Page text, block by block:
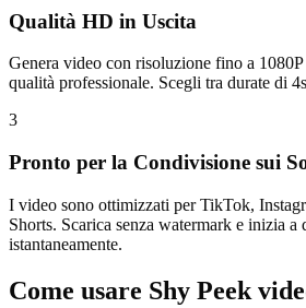
Qualità HD in Uscita
Genera video con risoluzione fino a
qualità professionale. Scegli tra durate di
3
Pronto per la Condivisione sui
I video sono ottimizzati per TikTok,
Shorts. Scarica senza watermark e inizia a
istantaneamente.
Come usare Shy Peek